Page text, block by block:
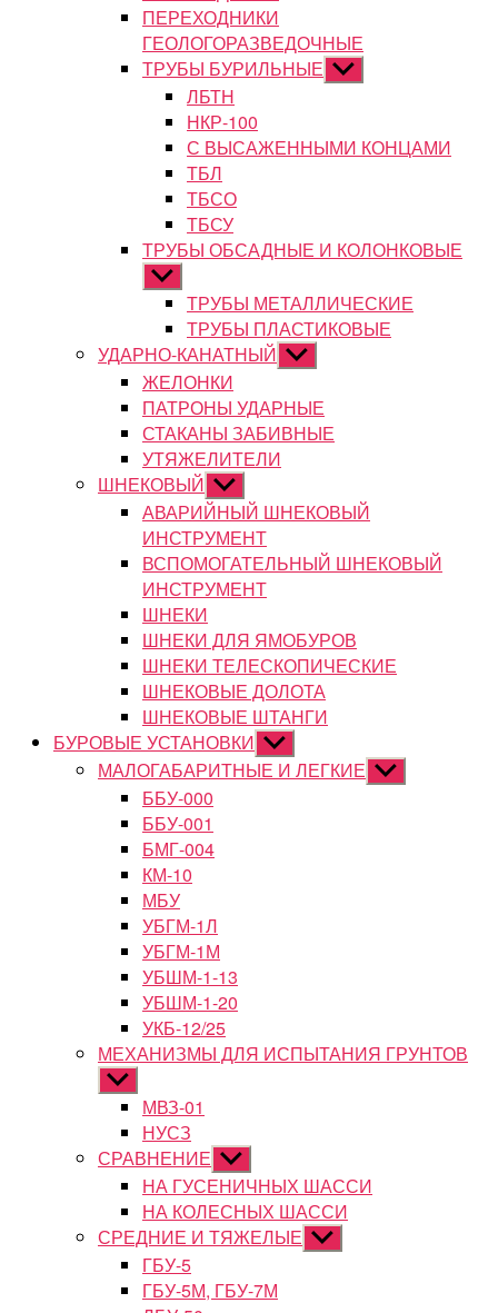
ПЕРЕХОДНИКИ
ГЕОЛОГОРАЗВЕДОЧНЫЕ
ТРУБЫ БУРИЛЬНЫЕ Показывать
подменю
ЛБТН
НКР-100
С ВЫСАЖЕННЫМИ КОНЦАМИ
ТБЛ
ТБСО
ТБСУ
ТРУБЫ ОБСАДНЫЕ И КОЛОНКОВЫЕ
Показывать
подменюТРУБЫ МЕТАЛЛИЧЕСКИЕ
ТРУБЫ ПЛАСТИКОВЫЕ
УДАРНО-КАНАТНЫЙ Показывать
подменю
ЖЕЛОНКИ
ПАТРОНЫ УДАРНЫЕ
СТАКАНЫ ЗАБИВНЫЕ
УТЯЖЕЛИТЕЛИ
ШНЕКОВЫЙ Показывать
подменю
АВАРИЙНЫЙ ШНЕКОВЫЙ
ИНСТРУМЕНТ
ВСПОМОГАТЕЛЬНЫЙ ШНЕКОВЫЙ
ИНСТРУМЕНТ
ШНЕКИ
ШНЕКИ ДЛЯ ЯМОБУРОВ
ШНЕКИ ТЕЛЕСКОПИЧЕСКИЕ
ШНЕКОВЫЕ ДОЛОТА
ШНЕКОВЫЕ ШТАНГИ
БУРОВЫЕ УСТАНОВКИ Показывать
подменю
МАЛОГАБАРИТНЫЕ И ЛЕГКИЕ Показывать
подменю
ББУ-000
ББУ-001
БМГ-004
КМ-10
МБУ
УБГМ-1Л
УБГМ-1М
УБШМ-1-13
УБШМ-1-20
УКБ-12/25
МЕХАНИЗМЫ ДЛЯ ИСПЫТАНИЯ ГРУНТОВ
Показывать
подменюМВЗ-01
НУСЗ
СРАВНЕНИЕ Показывать
подменю
НА ГУСЕНИЧНЫХ ШАССИ
НА КОЛЕСНЫХ ШАССИ
СРЕДНИЕ И ТЯЖЕЛЫЕ Показывать
подменю
ГБУ-5
ГБУ-5М, ГБУ-7М